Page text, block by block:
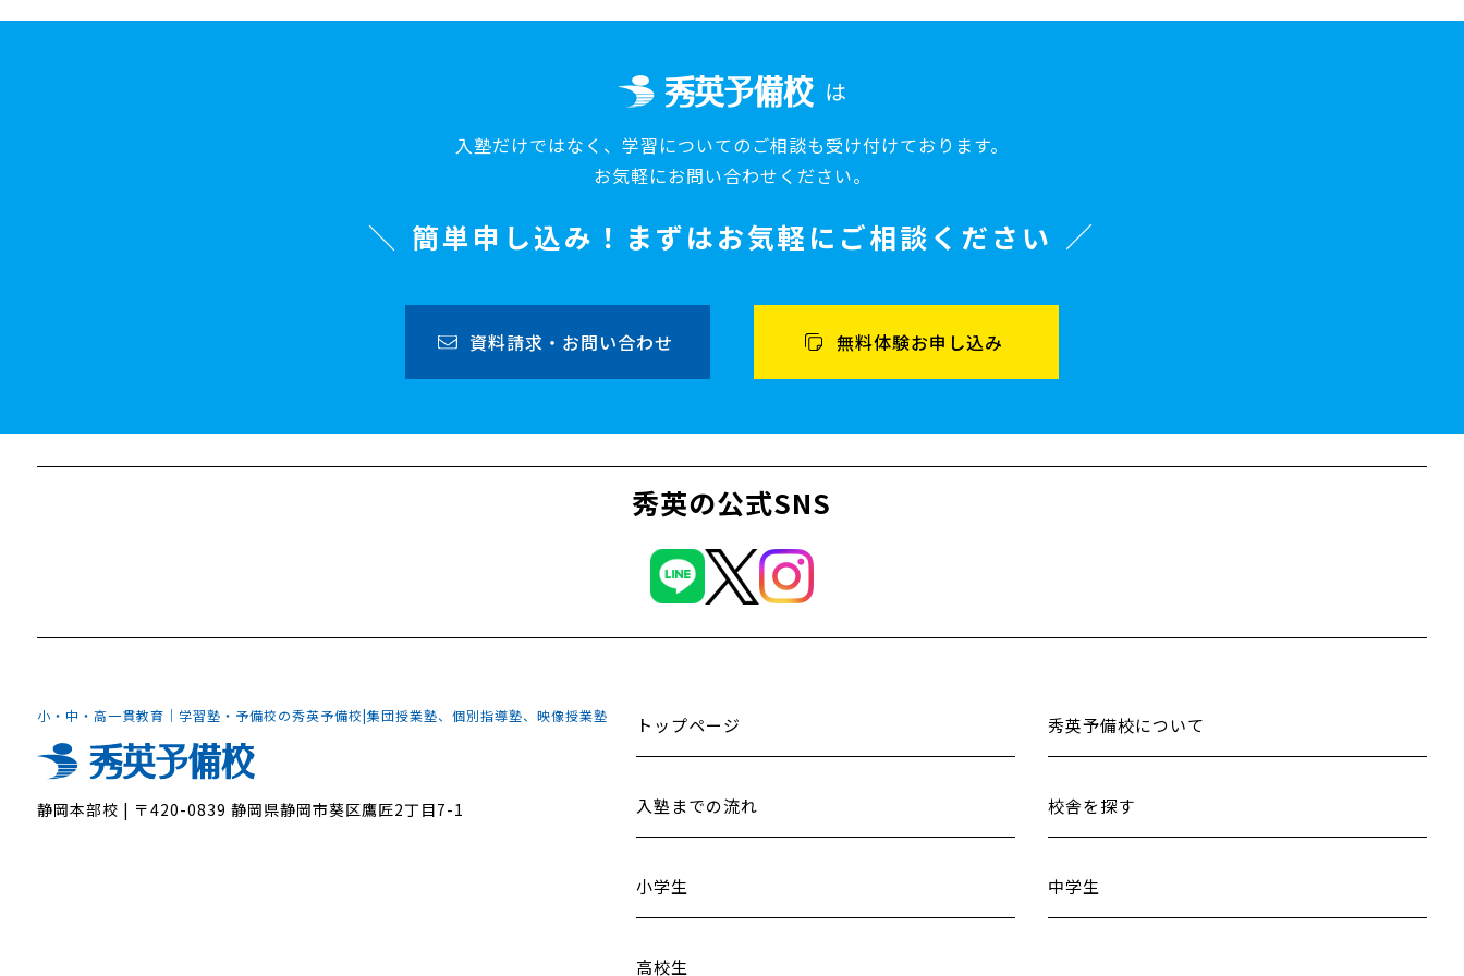
は
入塾だけではなく、 学習についてのご相談も受け付けております。
お気軽にお問い合わせください。
簡単申し込み！ まずはお気軽にご相談ください
資料請求・お問い合わせ 無料体験お申し込み
秀英の公式SNS
小・中・高一貫教育｜学習塾・予備校の秀英予備校|集団授業塾、個別指導塾、映像授業塾
静岡本部校 | 〒420-0839 静岡県静岡市葵区鷹匠2丁目7-1
トップページ 秀英予備校について
入塾までの流れ 校舎を探す
小学生 中学生
高校生